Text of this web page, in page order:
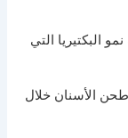
البكتيريا التي
الأسنان خلال